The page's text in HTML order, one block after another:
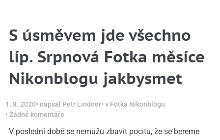
S úsměvem jde všechno
líp. Srpnová Fotka měsíce
Nikonblogu jakbysmet
1. 8. 2020• napsal Petr Lindner• v Fotka Nikonblogu
• Žádné komentáře
V poslední době se nemůžu zbavit pocitu, že se bereme